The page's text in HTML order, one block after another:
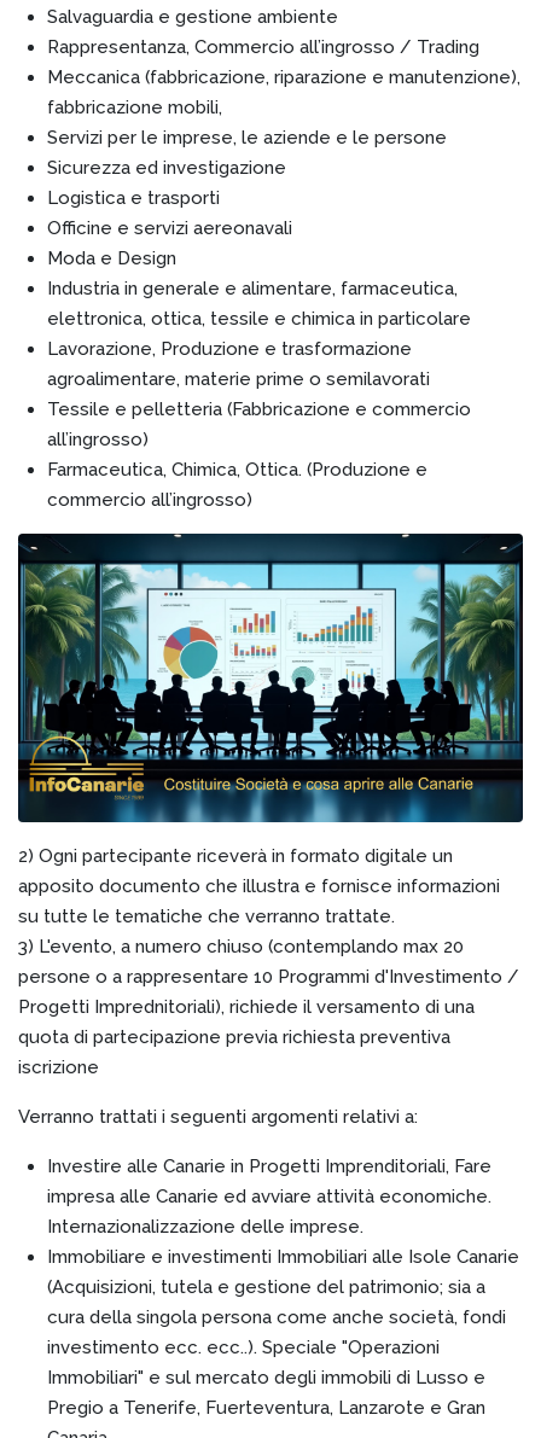
Salvaguardia e gestione ambiente
Rappresentanza, Commercio all’ingrosso / Trading
Meccanica (fabbricazione, riparazione e manutenzione),
fabbricazione mobili,
Servizi per le imprese, le aziende e le persone
Sicurezza ed investigazione
Logistica e trasporti
Officine e servizi aereonavali
Moda e Design
Industria in generale e alimentare, farmaceutica,
elettronica, ottica, tessile e chimica in particolare
Lavorazione, Produzione e trasformazione
agroalimentare, materie prime o semilavorati
Tessile e pelletteria (Fabbricazione e commercio
all’ingrosso)
Farmaceutica, Chimica, Ottica. (Produzione e
commercio all’ingrosso)
2) Ogni partecipante riceverà in formato digitale un
apposito documento che illustra e fornisce informazioni
su tutte le tematiche che verranno trattate.
3) L'evento, a numero chiuso (contemplando max 20
persone o a rappresentare 10 Programmi d'Investimento /
Progetti Imprednitoriali), richiede il versamento di una
quota di partecipazione previa richiesta preventiva
iscrizione
Verranno trattati i seguenti argomenti relativi a:
Investire alle Canarie in Progetti Imprenditoriali, Fare
impresa alle Canarie ed avviare attività economiche.
Internazionalizzazione delle imprese.
Immobiliare e investimenti Immobiliari alle Isole Canarie
(Acquisizioni, tutela e gestione del patrimonio; sia a
cura della singola persona come anche società, fondi
investimento ecc. ecc..). Speciale "Operazioni
Immobiliari" e sul mercato degli immobili di Lusso e
Pregio a Tenerife, Fuerteventura, Lanzarote e Gran